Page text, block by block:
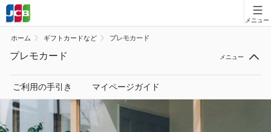
会員向け情報
JCBカードの基本
キャンペーン
ポイント・優待
ホーム ギフトカードなど プレモカード
プレモカード
ご利用の手引き マイページガイド